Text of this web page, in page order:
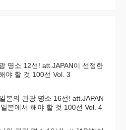
명소 12선! att.JAPAN이 선정한
야 할 것 100선 Vol. 3
본의 관광 명소 16선! att.JAPAN
본에서 해야 할 것 100선 Vol. 4